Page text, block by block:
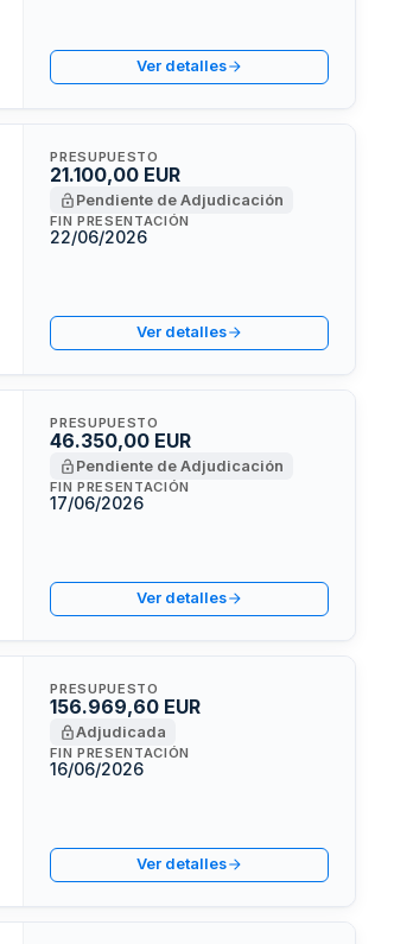
Ver detalles
PRESUPUESTO
21.100,00 EUR
Pendiente de Adjudicación
FIN PRESENTACIÓN
22/06/2026
Ver detalles
PRESUPUESTO
46.350,00 EUR
Pendiente de Adjudicación
FIN PRESENTACIÓN
17/06/2026
Ver detalles
PRESUPUESTO
156.969,60 EUR
Adjudicada
FIN PRESENTACIÓN
16/06/2026
Ver detalles